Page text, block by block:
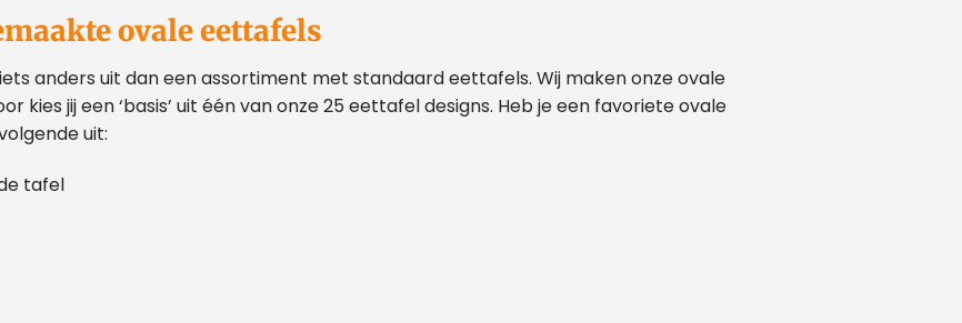
ovale eettafels
anders uit dan een assortiment met standaard eettafels. Wij maken onze ovale
kies jij een ‘basis’ uit één van onze 25 eettafel designs. Heb je een favoriete ovale
uit:
tafel